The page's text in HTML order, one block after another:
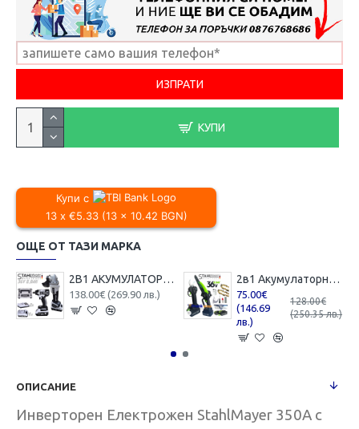
КУПИ
Купи с
13 x €5.33 (13 x 10.42 BGN)
ОЩЕ ОТ ТАЗИ МАРКА
2В1 АКУМУЛАТОРЕН ЪГЛОШЛАЙФ 125ММ И БЕЗЖИЧЕН ГАЙКОВЕРТ-ВИНТОВЕРТ БЕЗЧЕТКОВ УДАРЕН 36V 8,0AH STAHLMAYER 4X БАТЕРИЯ 2 ЗАРЯДНО В КУФАР РАКЕТА
138.00€ (269.90 лв.)
2в1 Акумулаторна Лозарска Ножица и Трион с Омасляване 36V 8AH STAHLMAYER BLACK
75.00€
(146.69
лв.)
128.00€
(250.35 лв.)
ОПИСАНИЕ
Инверторен Електрожен StahlMayer 350А с